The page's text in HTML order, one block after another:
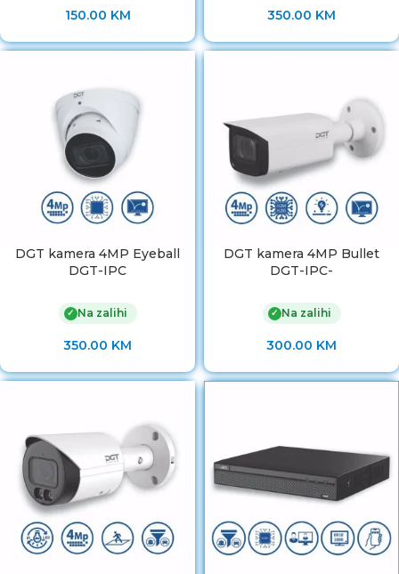
150.00 KM 350.00 KM
DGT kamera 4MP Eyeball
DGT-IPC
✓ Na zalihi
350.00 KM
DGT kamera 4MP Bullet
DGT-IPC-
✓ Na zalihi
300.00 KM